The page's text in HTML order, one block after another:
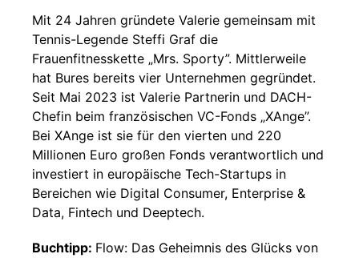
Mit 24 Jahren gründete Valerie gemeinsam mit
Tennis-Legende Steffi Graf die
Frauenfitnesskette „Mrs. Sporty”. Mittlerweile
hat Bures bereits vier Unternehmen gegründet.
Seit Mai 2023 ist Valerie Partnerin und DACH-
Chefin beim französischen VC-Fonds „XAnge”.
Bei XAnge ist sie für den vierten und 220
Millionen Euro großen Fonds verantwortlich und
investiert in europäische Tech-Startups in
Bereichen wie Digital Consumer, Enterprise &
Data, Fintech und Deeptech.
Buchtipp: Flow: Das Geheimnis des Glücks von